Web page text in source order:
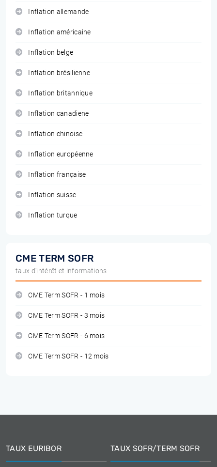
Inflation allemande
Inflation américaine
Inflation belge
Inflation brésilienne
Inflation britannique
Inflation canadiene
Inflation chinoise
Inflation européenne
Inflation française
Inflation suisse
Inflation turque
CME TERM SOFR
taux d'intérêt et informations
CME Term SOFR - 1 mois
CME Term SOFR - 3 mois
CME Term SOFR - 6 mois
CME Term SOFR - 12 mois
TAUX EURIBOR TAUX SOFR/TERM SOFR